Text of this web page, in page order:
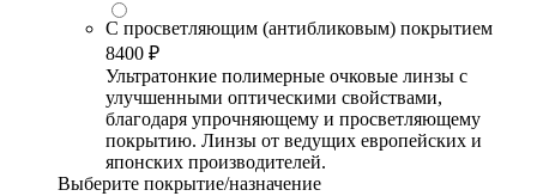
С просветляющим (антибликовым) покрытием
8400 ₽
Ультратонкие полимерные очковые линзы с
улучшенными оптическими свойствами,
благодаря упрочняющему и просветляющему
покрытию. Линзы от ведущих европейских и
японских производителей.
Выберите покрытие/назначение